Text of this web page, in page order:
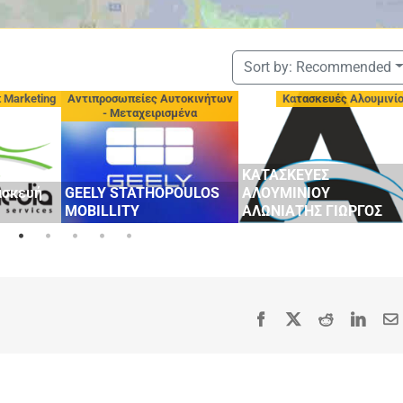
Sort by: Recommended
Marketing
Αντιπροσωπείες Αυτοκινήτων
- Μεταχειρισμένα
GEELY STATHOPOULOS
MOBILLITY
Κατασκευές
ΚΑΤΑΣΚΕΥΕΣ
ΑΛΟΥΜΙΝΙΟΥ
ΑΛΩΝΙΑΤΗΣ ΓΙΩΡΓΟΣ
Facebook Reddit